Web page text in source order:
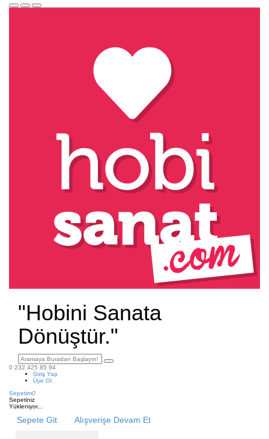
"Hobini Sanata
Dönüştür."
0 232 425 85 94
Giriş Yap
Üye Ol
Sepetim0
Sepetiniz
Yükleniyor...
Sepete Git Alışverişe Devam Et